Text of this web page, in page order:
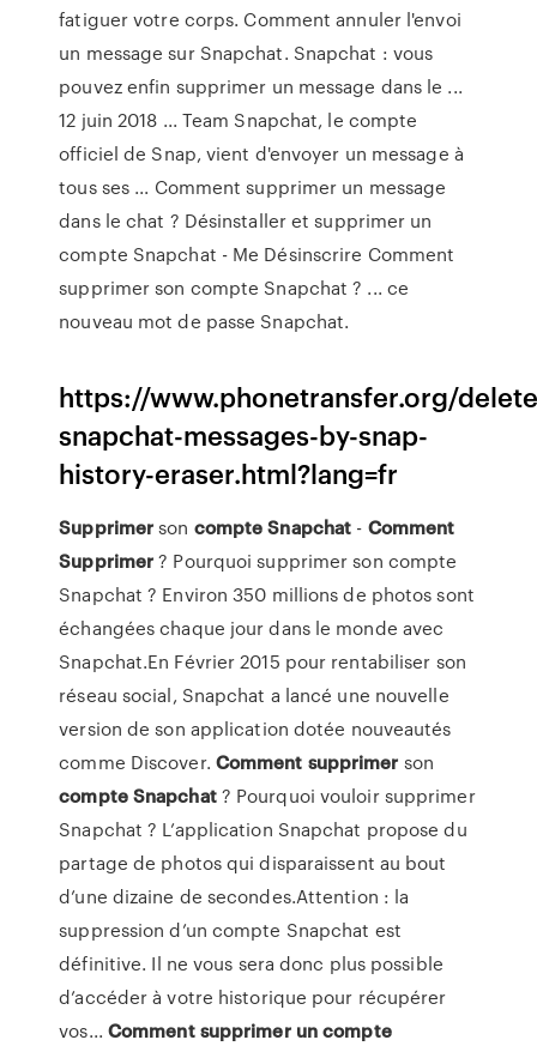
fatiguer votre corps. Comment annuler l'envoi
un message sur Snapchat. Snapchat : vous
pouvez enfin supprimer un message dans le ...
12 juin 2018 ... Team Snapchat, le compte
officiel de Snap, vient d'envoyer un message à
tous ses ... Comment supprimer un message
dans le chat ? Désinstaller et supprimer un
compte Snapchat - Me Désinscrire Comment
supprimer son compte Snapchat ? ... ce
nouveau mot de passe Snapchat.
https://www.phonetransfer.org/
snapchat-messages-by-snap-
history-eraser.html?lang=fr
Supprimerson compte Snapchat - Comment
Supprimer? Pourquoi supprimer son compte
Snapchat ? Environ 350 millions de photos sont
échangées chaque jour dans le monde avec
Snapchat.En Février 2015 pour rentabiliser son
réseau social, Snapchat a lancé une nouvelle
version de son application dotée nouveautés
comme Discover. Comment supprimer son
compteSnapchat? Pourquoi vouloir supprimer
Snapchat ? L’application Snapchat propose du
partage de photos qui disparaissent au bout
d’une dizaine de secondes.Attention : la
suppression d’un compte Snapchat est
définitive. Il ne vous sera donc plus possible
d’accéder à votre historique pour récupérer
vos... Comment supprimer uncompte